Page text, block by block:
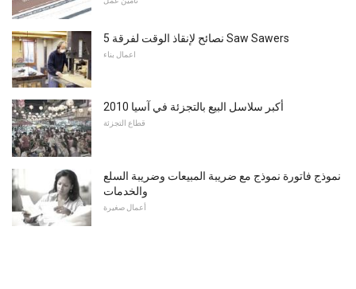
5 نصائح لإنقاذ الوقت لفرقة Saw Sawers
اعمال بناء
2010 أكبر سلاسل البيع بالتجزئة في آسيا
قطاع التجزئة
نموذج فاتورة نموذج مع ضريبة المبيعات وضريبة السلع
والخدمات
أعمال صغيرة